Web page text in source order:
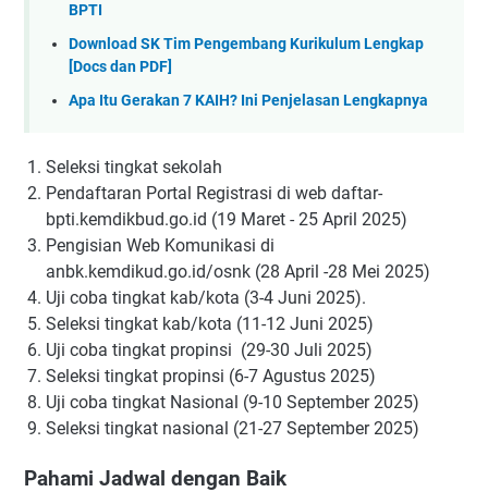
BPTI
Download SK Tim Pengembang Kurikulum Lengkap
[Docs dan PDF]
Apa Itu Gerakan 7 KAIH? Ini Penjelasan Lengkapnya
Seleksi tingkat sekolah
Pendaftaran Portal Registrasi di web daftar-
bpti.kemdikbud.go.id (19 Maret - 25 April 2025)
Pengisian Web Komunikasi di
anbk.kemdikud.go.id/osnk (28 April -28 Mei 2025)
Uji coba tingkat kab/kota (3-4 Juni 2025).
Seleksi tingkat kab/kota (11-12 Juni 2025)
Uji coba tingkat propinsi (29-30 Juli 2025)
Seleksi tingkat propinsi (6-7 Agustus 2025)
Uji coba tingkat Nasional (9-10 September 2025)
Seleksi tingkat nasional (21-27 September 2025)
Pahami Jadwal dengan Baik